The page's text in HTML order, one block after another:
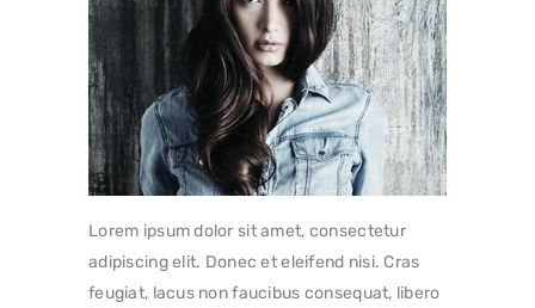
Lorem ipsum dolor sit amet, consectetur
adipiscing elit. Donec et eleifend nisi. Cras
feugiat, lacus non faucibus consequat, libero